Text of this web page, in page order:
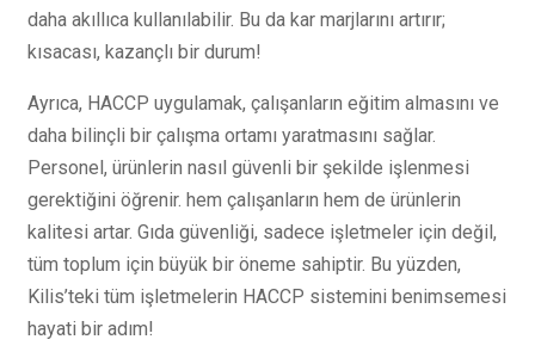
daha akıllıca kullanılabilir. Bu da kar marjlarını artırır;
kısacası, kazançlı bir durum!
Ayrıca, HACCP uygulamak, çalışanların eğitim almasını ve
daha bilinçli bir çalışma ortamı yaratmasını sağlar.
Personel, ürünlerin nasıl güvenli bir şekilde işlenmesi
gerektiğini öğrenir. hem çalışanların hem de ürünlerin
kalitesi artar. Gıda güvenliği, sadece işletmeler için değil,
tüm toplum için büyük bir öneme sahiptir. Bu yüzden,
Kilis’teki tüm işletmelerin HACCP sistemini benimsemesi
hayati bir adım!